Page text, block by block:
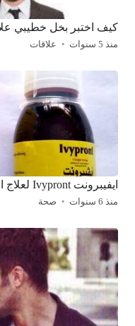
كيف اختبر بخل خطيبي
منذ 5 سنوات علاقات
ايفيبرونت Ivypront لعلاج الكحة الجافة وطارد للبلغم
منذ 6 سنوات صحة